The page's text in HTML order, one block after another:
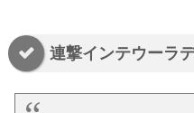
連撃インテウーラ